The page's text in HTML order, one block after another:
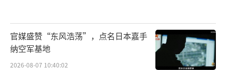
官媒盛赞“东风浩荡”，点名日本嘉手
纳空军基地
2026-08-07 10:40:02